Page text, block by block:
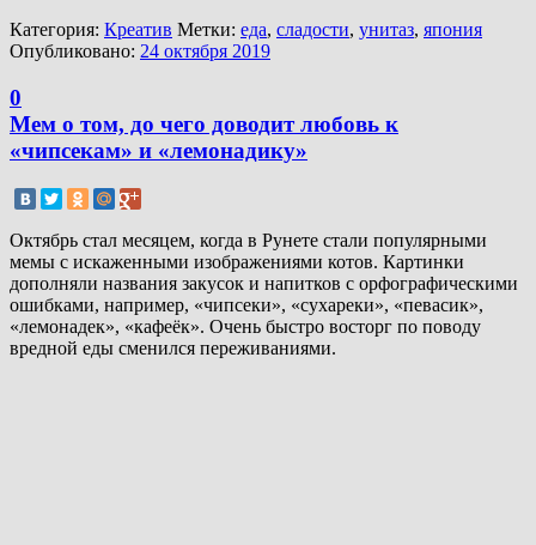
Категория: Креатив Метки: еда, сладости, унитаз, япония
Опубликовано: 24 октября 2019
0
Мем о том, до чего доводит любовь к
«чипсекам» и «лемонадику»
Октябрь стал месяцем, когда в Рунете стали популярными
мемы с искаженными изображениями котов. Картинки
дополняли названия закусок и напитков с орфографическими
ошибками, например, «чипсеки», «сухареки», «певасик»,
«лемонадек», «кафеёк». Очень быстро восторг по поводу
вредной еды сменился переживаниями.